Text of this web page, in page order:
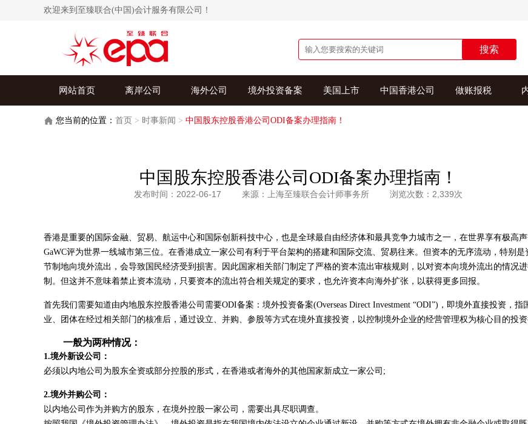
欢迎来到至臻联合(中国)会计服务有限公司！
搜索
网站首页 离岸公司 海外公司 境外投资备案 美国上市 中国香港公司 做账报税
您当前的位置： 首页 > 时事新闻 > 中国股东控股香港公司ODI备案办理指南！
中国股东控股香港公司ODI备案办理指南！
发布时间：2022-06-17 来源：上海至臻联合会计师事务所 浏览次数：2,339次
香港是重要的国际金融、贸易、航运中心和国际创新科技中心，也是全球最自由经济体和最具竞争力城市之一，在世界享有极高
GaWC评为世界一线城市第三位。在香港成立一家公司有利于平台架构的搭建和国际交流、贸易往来。但资本的无序流动，特别是
节制地向境外流出，会导致国民经济受到损害。因此国家相关部门制定了严格的资本流出审核规则，以对资本向境外流出的情况
制。但这并不意味着禁止资本流动，只要资本的流出符合相关规定的要求，也允许资本向海外扩张，以获得更多回报。
首先我们需要知道由内地股东控股香港公司需要ODI备案：境外投资备案(Overseas Direct Investment “ODI”)，即境外直接投资，指
业、团体在经过相关部门的核准后，通过设立、并购、参股等方式在境外直接投资，以控制境外企业的经营管理权为核心目的投资
一般为两种情况：
1.境外新设公司：
必须以内地公司为股东全资或部分控股的形式，在香港或者海外的其他国家新成立一家公司;
2.境外并购公司：
以内地公司作为并购方的股东，在境外控股一家公司，需要出具尽职调查。